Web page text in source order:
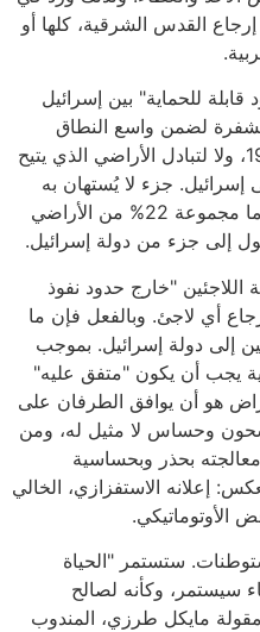
القدس الشرقية، كلها أو
للحماية" بين إسرائيل
لضمن واسع النطاق
للأرض. ومعناها: لا لحدود عام 1967، ولا لتبادل الأراضي الذي يتيح
جزء لا يُستهان به
من الأراضي المحتلة (التي تشكل ما مجموعة 22% من الأراضي
إلى جزء من دولة إسرائيل.
"خارج حدود نفوذ
أي لاجئ. وبالفعل فإن ما
إلى دولة إسرائيل. بموجب
يجب أن يكون "متفق عليه"
هو أن يوافق الطرفان على
وحساس لا مثيل له، ومن
بحذر وبحساسية
إعلانه الاستفزازي، الخالي
ستستمر "الحياة
سيستمر، وكأنه لصالح
مقولة مايكل طرزي، المندوب